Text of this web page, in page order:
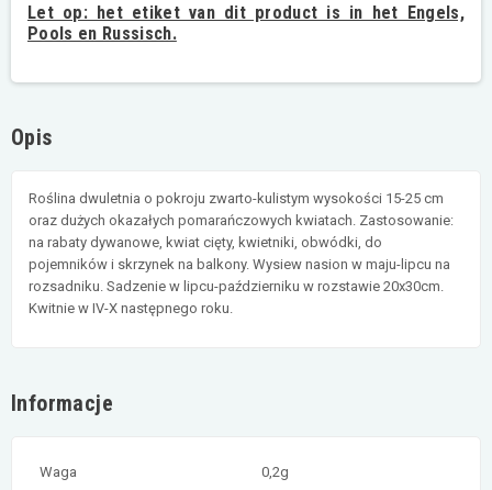
Let op:het etiket van dit product is in het Engels,
Pools en Russisch.
Opis
Roślina dwuletnia o pokroju zwarto-kulistym wysokości 15-25 cm
oraz dużych okazałych pomarańczowych kwiatach. Zastosowanie:
na rabaty dywanowe, kwiat cięty, kwietniki, obwódki, do
pojemników i skrzynek na balkony. Wysiew nasion w maju-lipcu na
rozsadniku. Sadzenie w lipcu-październiku w rozstawie 20x30cm.
Kwitnie w IV-X następnego roku.
Informacje
Waga 0,2g